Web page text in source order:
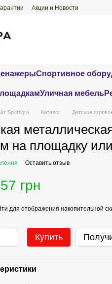
Акции и Новости
Спортивное
Уличная мебель
Sportigra Каталог Детское
на площадку
Оставить отзыв
грн
для отображения накопительной
Купить